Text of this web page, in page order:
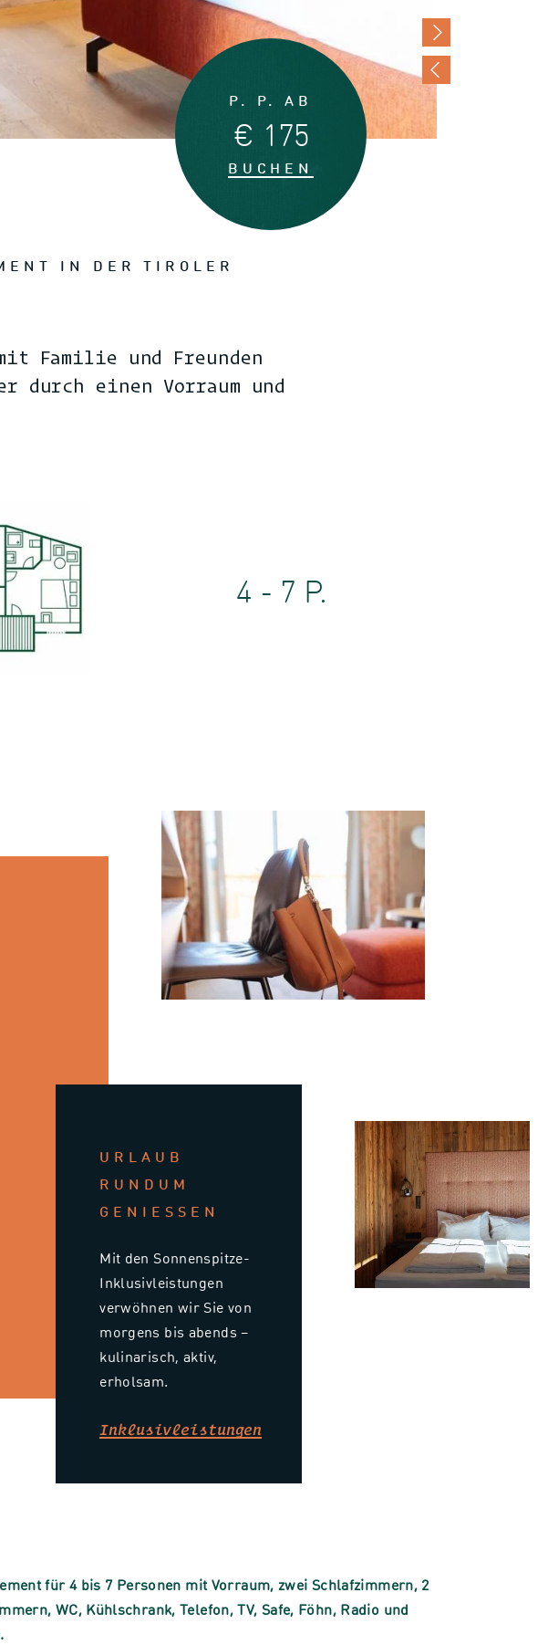
P. P. AB
€ 175
BUCHEN
IN DER TIROLER Z
Familie und Freunden
durch einen Vorraum und
4 - 7 P.
URLAUB
RUNDUM
GENIESSEN
Mit den Sonnenspitze-
Inklusivleistungen
verwöhnen wir Sie von
morgens bis abends –
kulinarisch, aktiv,
erholsam.
Inklusivleistungen
für 4 bis 7 Personen mit Vorraum, zwei Schlafzimmern, 2
WC, Kühlschrank, Telefon, TV, Safe, Föhn, Radio und